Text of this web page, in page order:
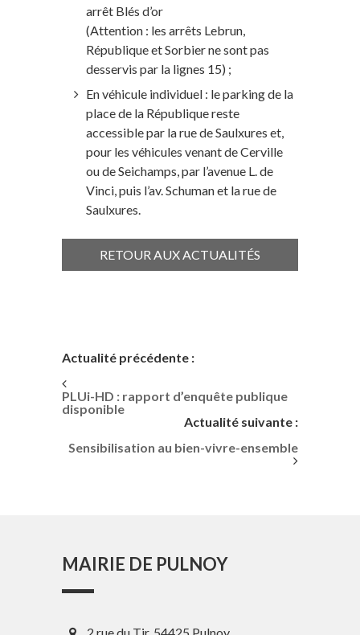
arrêt Blés d’or
(Attention : les arrêts Lebrun,
République et Sorbier ne sont pas
desservis par la lignes 15) ;
En véhicule individuel : le parking de la
place de la République reste
accessible par la rue de Saulxures et,
pour les véhicules venant de Cerville
ou de Seichamps, par l’avenue L. de
Vinci, puis l’av. Schuman et la rue de
Saulxures.
RETOUR AUX ACTUALITÉS
Actualité précédente :
PLUi-HD : rapport d’enquête publique
disponible
Actualité suivante :
Sensibilisation au bien-vivre-ensemble
MAIRIE DE PULNOY